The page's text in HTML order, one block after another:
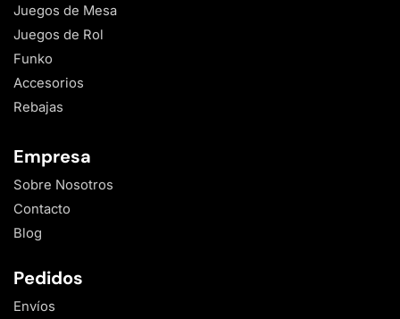
Juegos de Mesa
Juegos de Rol
Funko
Accesorios
Rebajas
Empresa
Sobre Nosotros
Contacto
Blog
Pedidos
Envíos